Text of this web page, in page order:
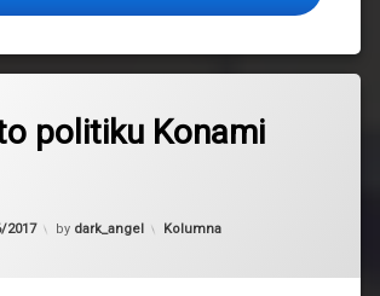
politiku Konami
2017 by dark_angel Kategorije:
Kolumna